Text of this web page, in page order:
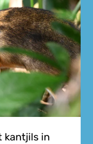
kantjils in